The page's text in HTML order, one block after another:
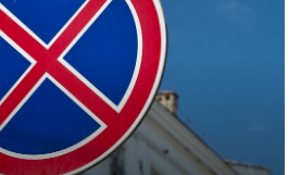
ТАМ И ТУТ
СТИЛЬ ЖИЗНИ
ХАЙП
ЧЕЛОВЕК ОСОБЕННЫЙ